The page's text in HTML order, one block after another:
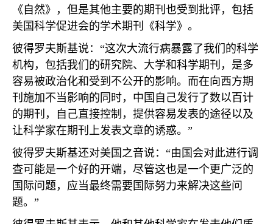
《自然》，但是其他主要的期刊也受到批评，包括
美国科学促进会的学术期刊《科学》。
彼得罗夫斯基说：“这次大流行病暴露了我们的科学
机构，包括我们的研究院、大学和科学期刊，是多
容易被政治化和受到不公开的影响。而在向西方期
刊施加不当影响的同时，中国自己发行了数以百计
的期刊，自己直接控制，提供容易发表的途径以及
让科学家在期刊上发表文章的诱惑。”
彼得罗夫斯基还对美国之音说：“由国会对此进行调
查可能是一个好的开端，尽管这也是一个更广泛的
国际问题，应当最终需要国际努力来解决这些问
题。”